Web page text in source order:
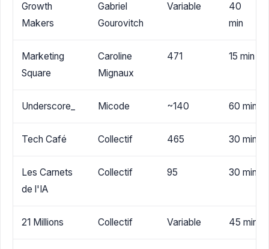
Growth
Makers
Gabriel
Gourovitch
Variable
40
min
Marketing
Square
Caroline
Mignaux
471 15 min
Underscore_ Micode ~140 60 min
Tech Café Collectif 465 30 min
Les Carnets
de l'IA
Collectif 95 30 min
21 Millions Collectif Variable 45 min